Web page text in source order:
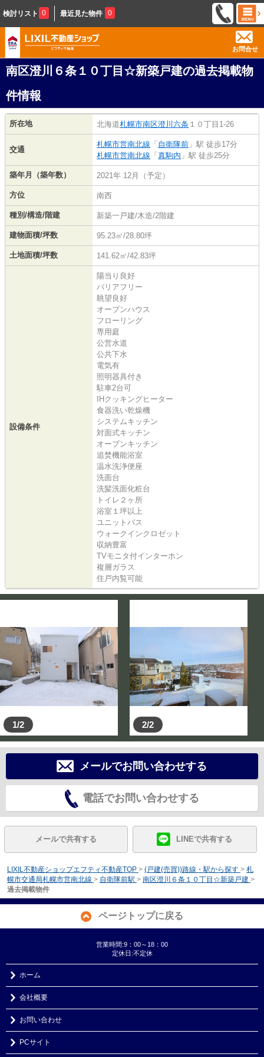
検討リスト 0 最近見た物件 0
お問合せ
南区澄川６条１０丁目☆新築戸建の過去掲載物
件情報
所在地 北海道札幌市南区澄川六条 １０丁目1-26
交通
札幌市営南北線 「 自衛隊前 」駅 徒歩17分
札幌市営南北線 「 真駒内 」駅 徒歩25分
築年月（築年数） 2021年 12月（予定）
方位 南西
種別/構造/階建 新築一戸建/木造/2階建
建物面積/坪数 95.23㎡/28.80坪
土地面積/坪数 141.62㎡/42.83坪
設備条件
陽当り良好
バリアフリー
眺望良好
オープンハウス
フローリング
専用庭
公営水道
公共下水
電気有
照明器具付き
駐車2台可
IHクッキングヒーター
食器洗い乾燥機
システムキッチン
対面式キッチン
オープンキッチン
追焚機能浴室
温水洗浄便座
洗面台
洗髪洗面化粧台
トイレ２ヶ所
浴室１坪以上
ユニットバス
ウォークインクロゼット
収納豊富
TVモニタ付インターホン
複層ガラス
住戸内覧可能
1/2 2/2
メールでお問い合わせする
電話でお問い合わせする
メールで共有する LINEで共有する
LIXIL不動産ショップエフティ不動産TOP > (戸建(売買))路線・駅から探す > 札
幌市交通局札幌市営南北線 > 自衛隊前駅 > 南区澄川６条１０丁目☆新築戸建 >
過去掲載物件
ページトップに戻る
営業時間:9：00～18：00
定休日:不定休
ホーム
会社概要
お問い合わせ
PCサイト